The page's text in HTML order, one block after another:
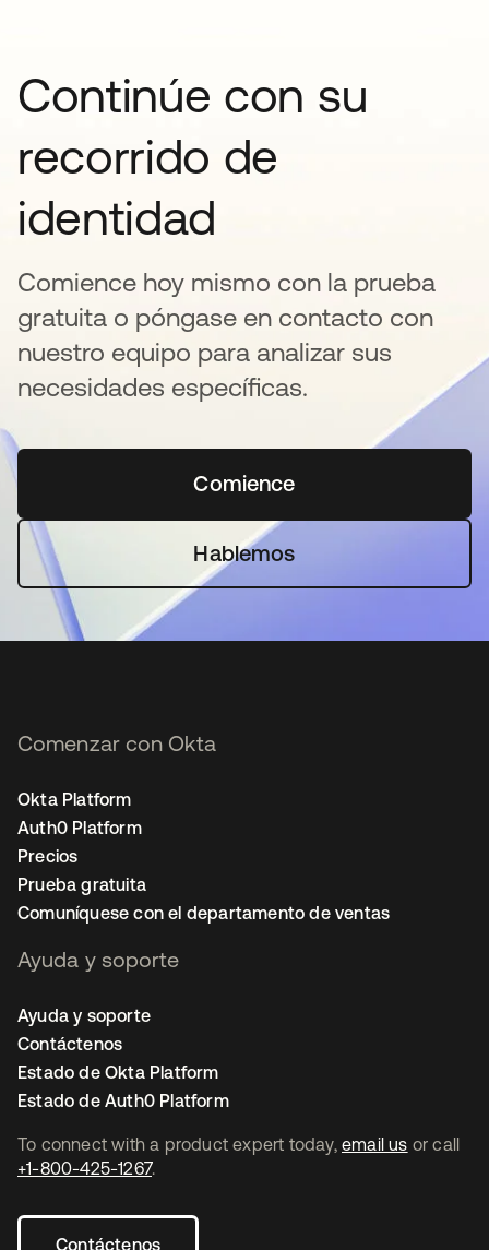
Continúe con su
recorrido de
identidad
Comience hoy mismo con la prueba
gratuita o póngase en contacto con
nuestro equipo para analizar sus
necesidades específicas.
Comiencese abre en una pestaña
Hablemos
To connect with a product expert today, email us or call
+1-800-425-1267.
Contáctenos
Comenzar con Okta
Okta Platform
Auth0 Platform
Precios
Prueba gratuita
Comuníquese con el departamento de ventas
Ayuda y soporte
Ayuda y soporte
Contáctenos
Estado de Okta Platform
Estado de Auth0 Platform